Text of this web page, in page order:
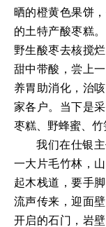
晒的橙黄色果饼
的土特产酸枣糕
野生酸枣去核搅
甜中带酸，尝上
养胃助消化，治
家各户。当下是
枣糕、野蜂蜜、竹
我们在仕银
一大片毛竹林，
起木栈道，要手
流声传来，迎面
开启的石门，岩